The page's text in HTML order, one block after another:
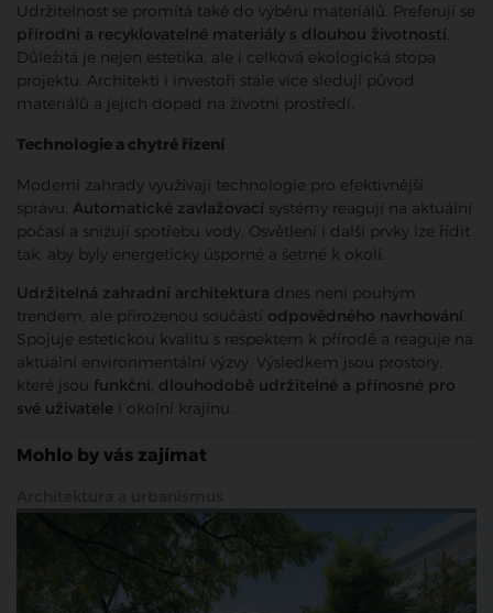
Udržitelnost se promítá také do výběru materiálů. Preferují se
přírodní a recyklovatelné materiály s dlouhou životností.
Důležitá je nejen estetika, ale i celková ekologická stopa
projektu. Architekti i investoři stále více sledují původ
materiálů a jejich dopad na životní prostředí.
Technologie a chytré řízení
Moderní zahrady využívají technologie pro efektivnější
správu. Automatické zavlažovací systémy reagují na aktuální
počasí a snižují spotřebu vody. Osvětlení i další prvky lze řídit
tak, aby byly energeticky úsporné a šetrné k okolí.
Udržitelná zahradní architektura dnes není pouhým
trendem, ale přirozenou součástí odpovědného navrhování.
Spojuje estetickou kvalitu s respektem k přírodě a reaguje na
aktuální environmentální výzvy. Výsledkem jsou prostory,
které jsou funkční, dlouhodobě udržitelné a přínosné pro
své uživatele i okolní krajinu.
Mohlo by vás zajímat